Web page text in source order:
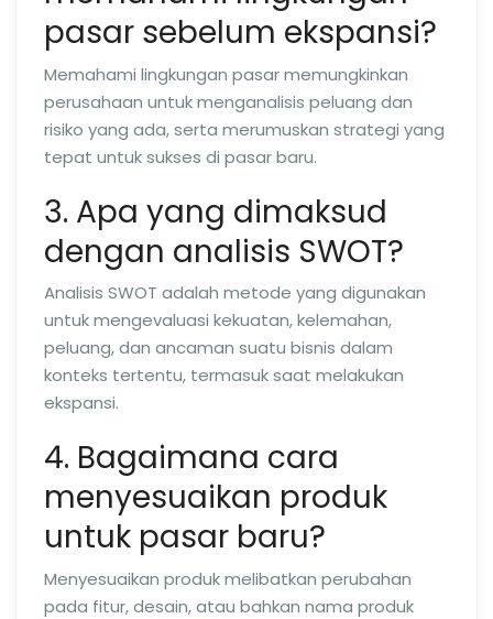
pasar sebelum ekspansi?
Memahami lingkungan pasar memungkinkan
perusahaan untuk menganalisis peluang dan
risiko yang ada, serta merumuskan strategi yang
tepat untuk sukses di pasar baru.
3. Apa yang dimaksud
dengan analisis SWOT?
Analisis SWOT adalah metode yang digunakan
untuk mengevaluasi kekuatan, kelemahan,
peluang, dan ancaman suatu bisnis dalam
konteks tertentu, termasuk saat melakukan
ekspansi.
4. Bagaimana cara
menyesuaikan produk
untuk pasar baru?
Menyesuaikan produk melibatkan perubahan
pada fitur, desain, atau bahkan nama produk